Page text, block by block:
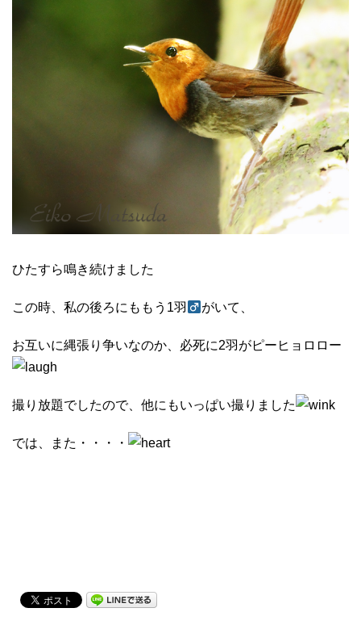
ひたすら鳴き続けました
この時、私の後ろにももう1羽 がいて、
お互いに縄張り争いなのか、必死に2羽がピーヒョロロー
撮り放題でしたので、他にもいっぱい撮りました
では、また・・・・